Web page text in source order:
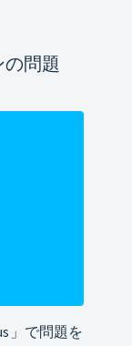
問題
」で問題を